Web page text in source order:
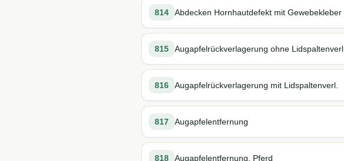
814 Abdecken Hornhautdefekt mit Gewebekleber
815 Augapfelrückverlagerung ohne Lidspaltenverl.
816 Augapfelrückverlagerung mit Lidspaltenverl.
817 Augapfelentfernung
818 Augapfelentfernung, Pferd